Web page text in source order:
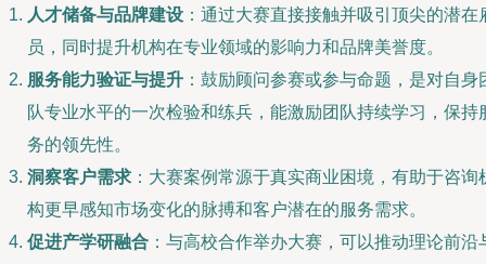
人才储备与品牌建设 ：通过大赛直接接触并吸引顶尖的潜在
员，同时提升机构在专业领域的影响力和品牌美誉度。
服务能力验证与提升 ：鼓励顾问参赛或参与命题，是对自身
队专业水平的一次检验和练兵，能激励团队持续学习，保持
务的领先性。
洞察客户需求 ：大赛案例常源于真实商业困境，有助于咨询
构更早感知市场变化的脉搏和客户潜在的服务需求。
促进产学研融合 ：与高校合作举办大赛，可以推动理论前沿